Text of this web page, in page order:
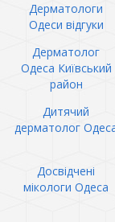
Дерматологи
Одеси відгуки
Дерматолог
Одеса Київський
район
Дитячий
дерматолог
Досвідчені
мікологи Одеса